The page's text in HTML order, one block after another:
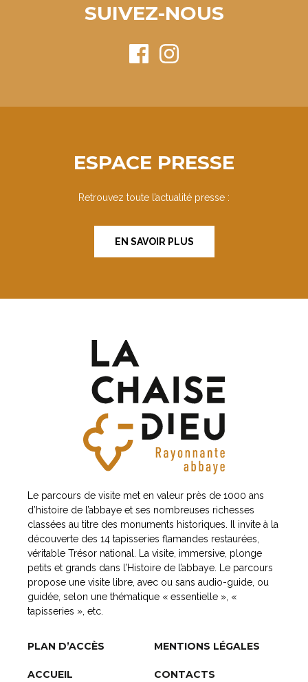
SUIVEZ-NOUS
ESPACE PRESSE
Retrouvez toute l’actualité presse :
EN SAVOIR PLUS
Le parcours de visite met en valeur près de 1000 ans
d’histoire de l’abbaye et ses nombreuses richesses
classées au titre des monuments historiques. Il invite à la
découverte des 14 tapisseries flamandes restaurées,
véritable Trésor national. La visite, immersive, plonge
petits et grands dans l’Histoire de l’abbaye. Le parcours
propose une visite libre, avec ou sans audio-guide, ou
guidée, selon une thématique « essentielle », «
tapisseries », etc.
PLAN D’ACCÈS
ACCUEIL
MENTIONS LÉGALES
CONTACTS